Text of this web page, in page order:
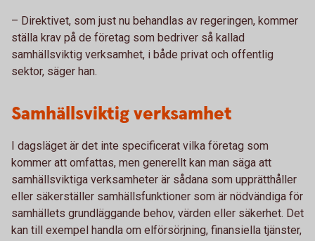
– Direktivet, som just nu behandlas av regeringen, kommer
ställa krav på de företag som bedriver så kallad
samhällsviktig verksamhet, i både privat och offentlig
sektor, säger han.
Samhällsviktig verksamhet
I dagsläget är det inte specificerat vilka företag som
kommer att omfattas, men generellt kan man säga att
samhällsviktiga verksamheter är sådana som upprätthåller
eller säkerställer samhällsfunktioner som är nödvändiga för
samhällets grundläggande behov, värden eller säkerhet. Det
kan till exempel handla om elförsörjning, finansiella tjänster,